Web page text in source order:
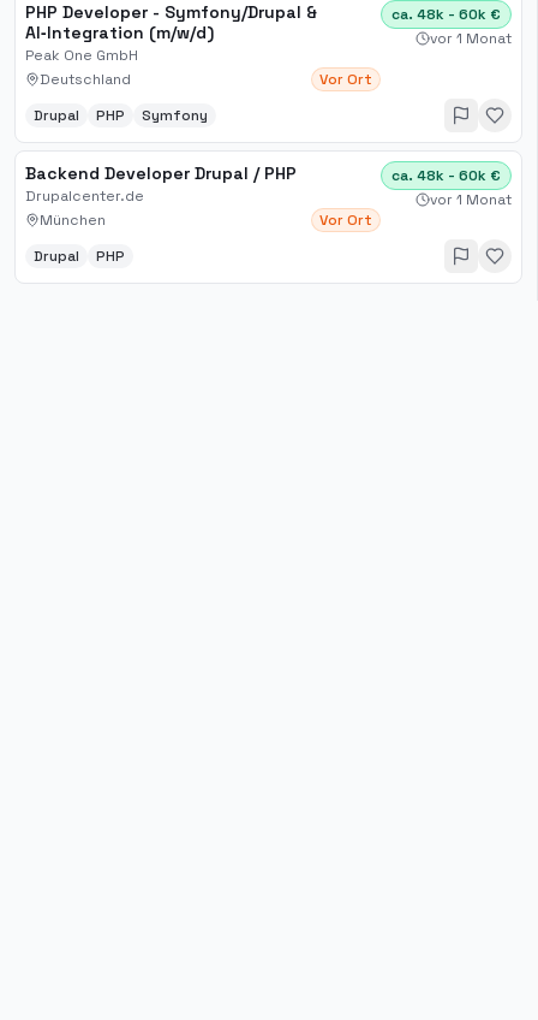
PHP Developer - Symfony/Drupal &
AI‑Integration (m/w/d)
Peak One GmbH
Deutschland
Vor Ort
ca. 48k - 60k €
vor 1 Monat
Drupal PHP Symfony
Backend Developer Drupal / PHP
Drupalcenter.de
München
Vor Ort
ca. 48k - 60k €
vor 1 Monat
Drupal PHP